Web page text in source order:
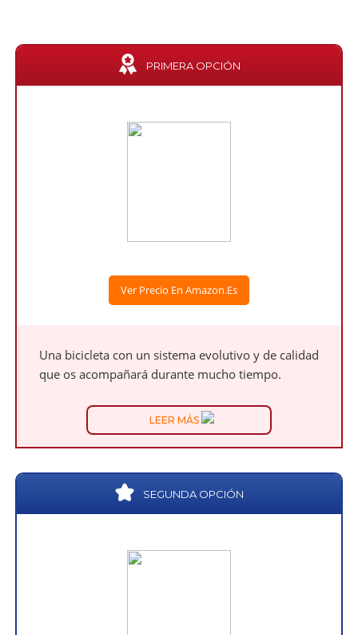
PRIMERA OPCIÓN
Ver Precio En Amazon.es
Una bicicleta con un sistema evolutivo y de calidad
que os acompañará durante mucho tiempo.
LEER MÁS
SEGUNDA OPCIÓN